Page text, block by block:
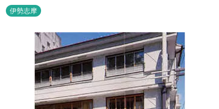
伊勢志摩